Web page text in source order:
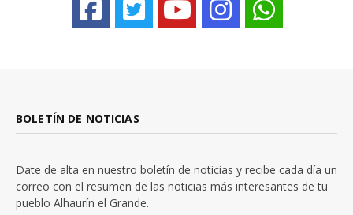
BOLETÍN DE NOTICIAS
Date de alta en nuestro boletín de noticias y recibe cada día un
correo con el resumen de las noticias más interesantes de tu
pueblo Alhaurín el Grande.